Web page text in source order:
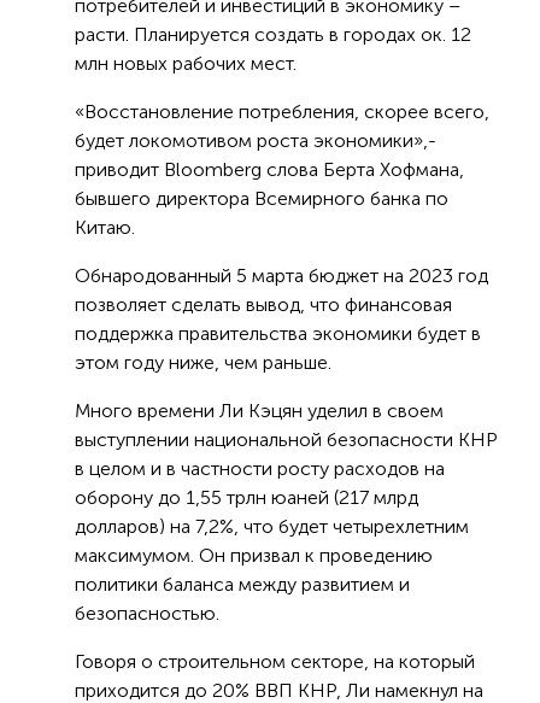
потребителей и инвестиций в экономику –
расти. Планируется создать в городах ок. 12
млн новых рабочих мест.
«Восстановление потребления, скорее всего,
будет локомотивом роста экономики»,-
приводит Bloomberg слова Берта Хофмана,
бывшего директора Всемирного банка по
Китаю.
Обнародованный 5 марта бюджет на 2023 год
позволяет сделать вывод, что финансовая
поддержка правительства экономики будет в
этом году ниже, чем раньше.
Много времени Ли Кэцян уделил в своем
выступлении национальной безопасности КНР
в целом и в частности росту расходов на
оборону до 1,55 трлн юаней (217 млрд
долларов) на 7,2%, что будет четырехлетним
максимумом. Он призвал к проведению
политики баланса между развитием и
безопасностью.
Говоря о строительном секторе, на который
приходится до 20% ВВП КНР, Ли намекнул на